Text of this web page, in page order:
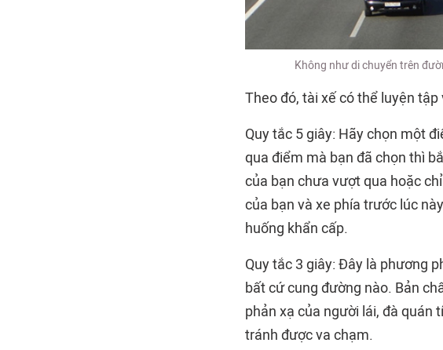
Không như di chuyển trên
Theo đó, tài xế có thể luyện
Quy tắc 5 giây: Hãy chọn một
qua điểm mà bạn đã chọn thì
của bạn chưa vượt qua hoặc
của bạn và xe phía trước lúc
huống khẩn cấp.
Quy tắc 3 giây: Đây là phương
bất cứ cung đường nào. Bản
phản xạ của người lái, đà quán
tránh được va chạm.